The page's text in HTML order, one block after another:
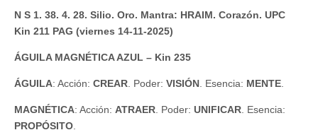
N S 1. 38. 4. 28. Silio. Oro. Mantra: HRAIM. Corazón. UPC
Kin 211 PAG (viernes 14-11-2025)
ÁGUILA MAGNÉTICA AZUL – Kin 235
ÁGUILA: Acción: CREAR . Poder: VISIÓN . Esencia: MENTE
MAGNÉTICA: Acción: ATRAER . Poder: UNIFICAR . Esencia:
PROPÓSITO